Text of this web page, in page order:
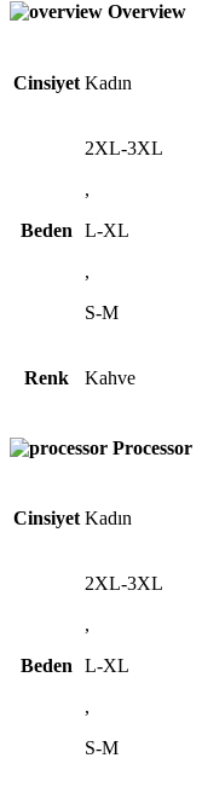
Overview
Cinsiyet Kadın
Beden
2XL-3XL
,
L-XL
,
S-M
Renk Kahve
Processor
Cinsiyet Kadın
Beden
2XL-3XL
,
L-XL
,
S-M